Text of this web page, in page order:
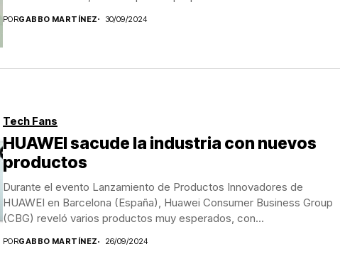
PORGABBO MARTÍNEZ 30/09/2024
Tech Fans
HUAWEI sacude la industria con nuevos
productos
Durante el evento Lanzamiento de Productos Innovadores de
HUAWEI en Barcelona (España), Huawei Consumer Business Group
(CBG) reveló varios productos muy esperados, con...
PORGABBO MARTÍNEZ 26/09/2024